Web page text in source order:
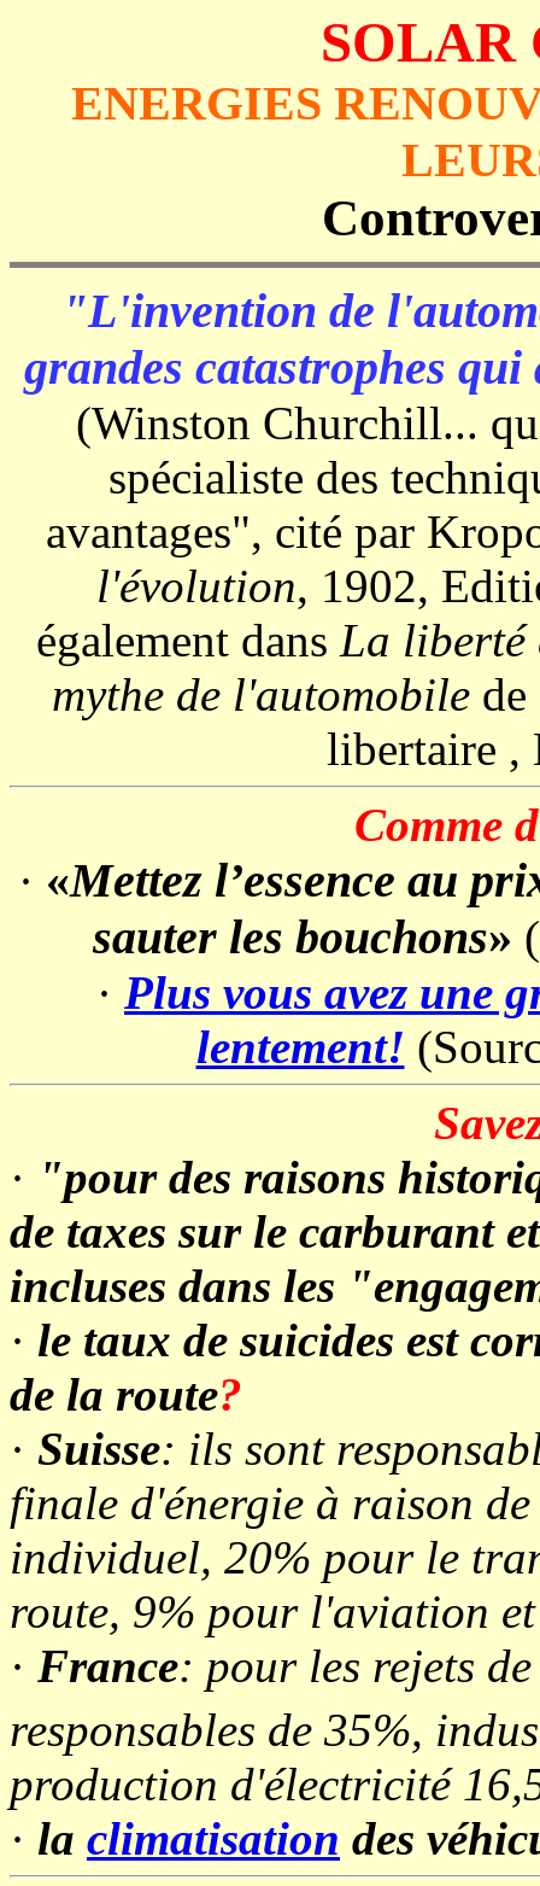
SOLAR
ENERGIES
"L'invention de
grandes catastrophes
(Winston Churchill...
spécialiste des
avantages", cité par
l'évolution, 1902,
également dans La liberté
mythe de l'automobile
libertaire
Comme
· «Mettez l’essence au
sauter les bouchons»
· Plus vous avez une
lentement!
· "pour des raisons
de taxes sur le carburant
incluses dans les
· le taux de suicides est
de la route?
· Suisse: ils sont
finale d'énergie à raison
individuel, 20% pour le
route, 9% pour l'aviation
· France: pour les rejets
responsables de 35%,
production d'électricité
· la climatisation des